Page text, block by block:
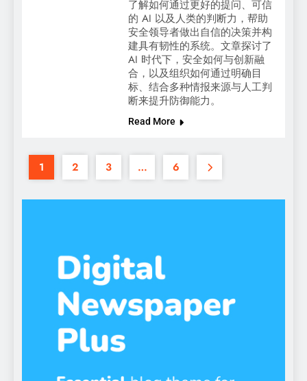
了解如何通过更好的提问、可信
的 AI 以及人类的判断力，帮助
安全领导者做出自信的决策并构
建具有韧性的系统。文章探讨了
AI 时代下，安全如何与创新融
合，以及组织如何通过明确目
标、结合多种情报来源与人工判
断来提升防御能力。
Read More
1 2 3 … 6